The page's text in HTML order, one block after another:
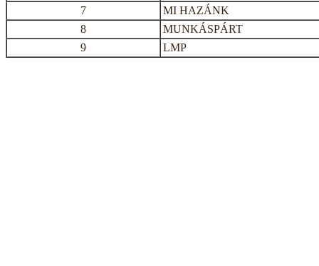
7
MI HAZÁNK
8
MUNKÁSPÁRT
9
LMP